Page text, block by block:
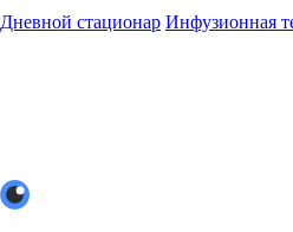
Дневной стационар Инфузионная